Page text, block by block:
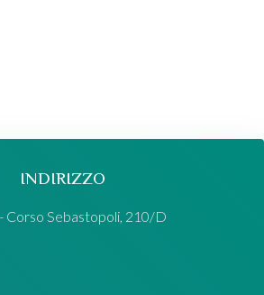
INDIRIZZO
Corso Sebastopoli, 210/D